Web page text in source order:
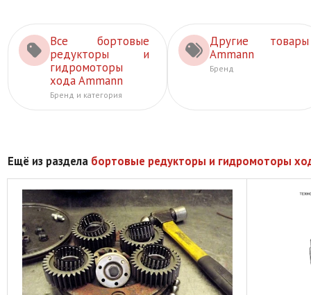
Все бортовые
редукторы и
гидромоторы
хода Ammann
Бренд и категория
Другие товары
Ammann
Бренд
Ещё из раздела бортовые редукторы и гидромоторы